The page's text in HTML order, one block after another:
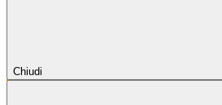
Chiudi